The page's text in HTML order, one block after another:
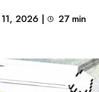
2026 | 27 min